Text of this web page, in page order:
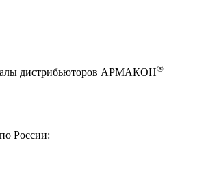
дистрибьюторов АРМАКОН®
России: